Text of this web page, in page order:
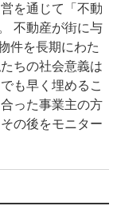
を通じて「不動
不動産が街に与
件を長期にわた
ちの社会意義は
も早く埋めるこ
った事業主の方
の後をモニター